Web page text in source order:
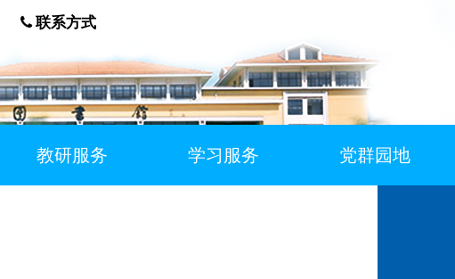
联系方式
教研服务 学习服务 党群园地